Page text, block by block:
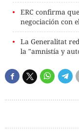
ERC confirma
negociación con
La Generalitat
la "amnistía y